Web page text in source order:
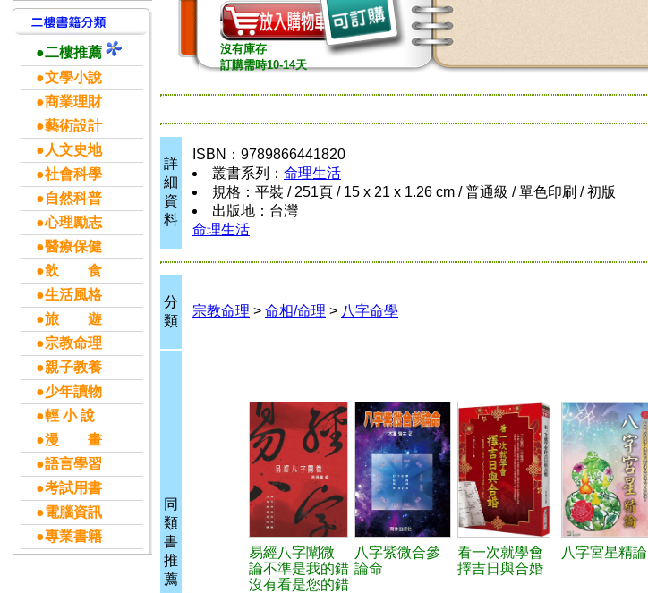
●二樓推薦
●文學小說
●商業理財
●藝術設計
●人文史地
●社會科學
●自然科普
●心理勵志
●醫療保健
●飲 食
●生活風格
●旅 遊
●宗教命理
●親子教養
●少年讀物
●輕 小 說
●漫 畫
●語言學習
●考試用書
●電腦資訊
●專業書籍
沒有庫存
訂購需時10-14天
詳
細
資
料
ISBN：9789866441820
叢書系列： 命理生活
規格：平裝 / 251頁 / 15 x 21 x 1.26 cm / 普通級 / 單色印刷 / 初版
出版地：台灣
命理生活
分
類
宗教命理 > 命相/命理 > 八字命學
同
類
書
推
薦
易經八字闡微
論不準是我的錯
沒有看是您的錯
八字紫微合參
論命
看一次就學會
擇吉日與合婚
八字宮星精論